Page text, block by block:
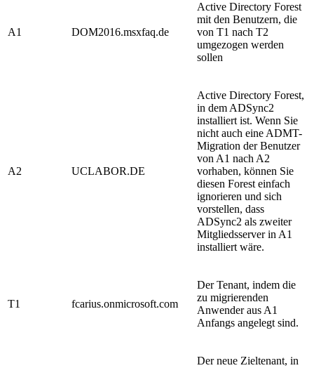
A1 DOM2016.msxfaq.de
Active Directory Forest
mit den Benutzern, die
von T1 nach T2
umgezogen werden
sollen
A2 UCLABOR.DE
Active Directory Forest,
in dem ADSync2
installiert ist. Wenn Sie
nicht auch eine ADMT-
Migration der Benutzer
von A1 nach A2
vorhaben, können Sie
diesen Forest einfach
ignorieren und sich
vorstellen, dass
ADSync2 als zweiter
Mitgliedsserver in A1
installiert wäre.
T1 fcarius.onmicrosoft.com
Der Tenant, indem die
zu migrierenden
Anwender aus A1
Anfangs angelegt sind.
Der neue Zieltenant, in